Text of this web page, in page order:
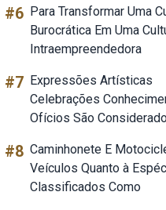
#6 Para Transformar Uma
Burocrática Em Uma
Intraempreendedora
#7 Expressões Artísticas
Celebrações
Ofícios São
#8 Caminhonete E
Veículos Quanto à
Classificados Como